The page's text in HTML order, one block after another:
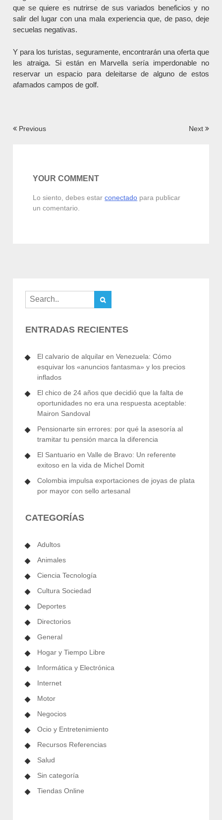
que se quiere es nutrirse de sus variados beneficios y no
salir del lugar con una mala experiencia que, de paso, deje
secuelas negativas.
Y para los turistas, seguramente, encontrarán una oferta que
les atraiga. Si están en Marvella sería imperdonable no
reservar un espacio para deleitarse de alguno de estos
afamados campos de golf.
Navegación
Previous Next
YOUR COMMENT
Lo siento, debes estarconectado para publicar
un comentario.
ENTRADAS RECIENTES
El calvario de alquilar en Venezuela: Cómo
esquivar los «anuncios fantasma» y los precios
inflados
El chico de 24 años que decidió que la falta de
oportunidades no era una respuesta aceptable:
Mairon Sandoval
Pensionarte sin errores: por qué la asesoría al
tramitar tu pensión marca la diferencia
El Santuario en Valle de Bravo: Un referente
exitoso en la vida de Michel Domit
Colombia impulsa exportaciones de joyas de plata
por mayor con sello artesanal
CATEGORÍAS
Adultos
Animales
Ciencia Tecnología
Cultura Sociedad
Deportes
Directorios
General
Hogar y Tiempo Libre
Informática y Electrónica
Internet
Motor
Negocios
Ocio y Entretenimiento
Recursos Referencias
Salud
Sin categoría
Tiendas Online